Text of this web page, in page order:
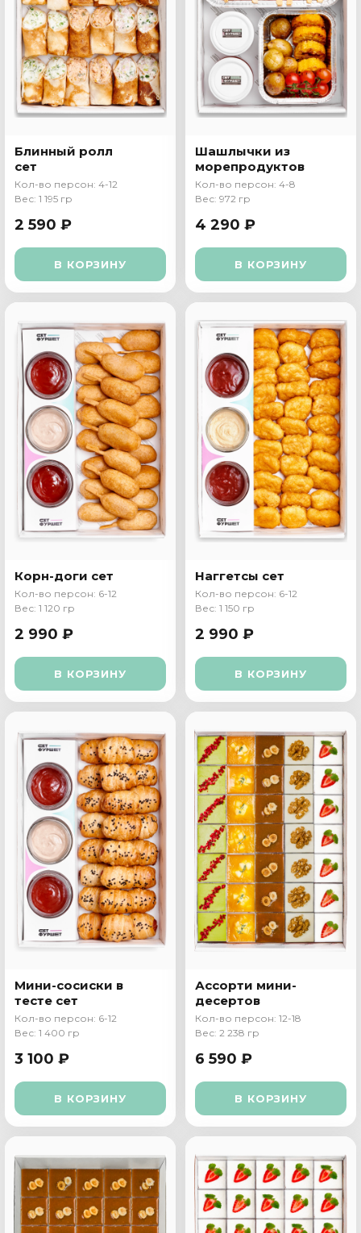
Блинный ролл
сет
Кол-во персон: 4-12
Вес: 1 195 гр
2 590 ₽
В КОРЗИНУ
Шашлычки из
морепродуктов
Кол-во персон: 4-8
Вес: 972 гр
4 290 ₽
В КОРЗИНУ
Корн-доги сет
Кол-во персон: 6-12
Вес: 1 120 гр
2 990 ₽
В КОРЗИНУ
Наггетсы сет
Кол-во персон: 6-12
Вес: 1 150 гр
2 990 ₽
В КОРЗИНУ
Мини-сосиски в
тесте сет
Кол-во персон: 6-12
Вес: 1 400 гр
3 100 ₽
В КОРЗИНУ
Ассорти мини-
десертов
Кол-во персон: 12-18
Вес: 2 238 гр
6 590 ₽
В КОРЗИНУ